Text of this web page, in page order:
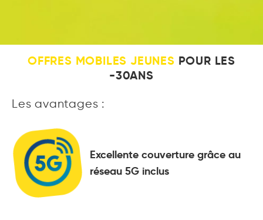
OFFRES MOBILES JEUNES POUR LES
-30ANS
Les avantages :
Excellente couverture grâce au
réseau 5G inclus